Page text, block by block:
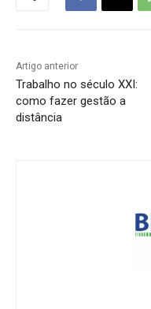
Artigo anterior
Trabalho no século XXI:
como fazer gestão a
distância